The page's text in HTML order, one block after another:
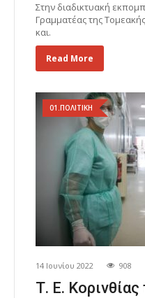
Στην διαδικτυακή
Γραμματέας της
και.
Read More
01.ΠΟΛΙΤΙΚΗ
14 Ιουνίου 2022 908
Τ. Ε.